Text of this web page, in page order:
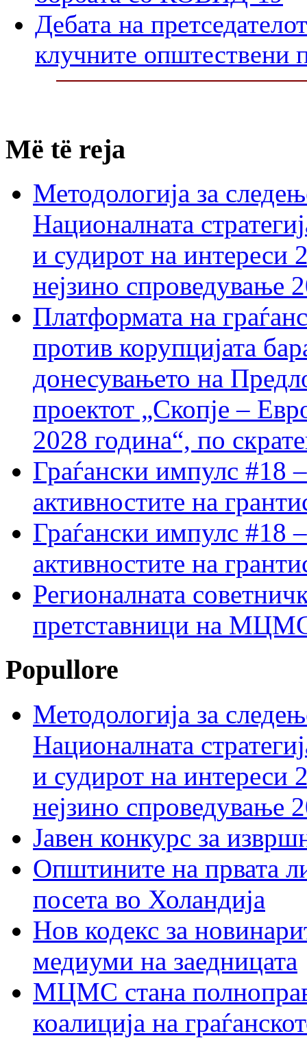
Дебата на
клучните општествени
Më të reja
Методологија за
Националната
и судирот на интереси
нејзино спроведување
Платформата на
против корупцијата
донесувањето на
проектот „Скопје –
2028 година“, по
Граѓански импулс #18
активностите на
Граѓански импулс #18
активностите на
Регионалната
претставници на МЦМС
Popullore
Методологија за
Националната
и судирот на интереси
нејзино спроведување
Јавен конкурс за
Општините на првата
посета во Холандија
Нов кодекс за
медиуми на заедницата
МЦМС стана
коалиција на